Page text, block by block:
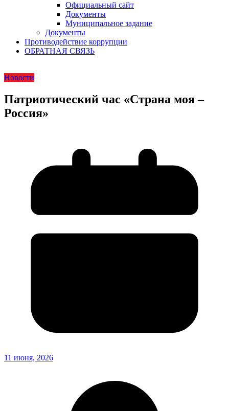
Официальный сайт
Документы
Муниципальное задание
Документы
Противодействие коррупции
ОБРАТНАЯ СВЯЗЬ
Новости
Патриотический час «Страна моя –
Россия»
11 июня, 2026